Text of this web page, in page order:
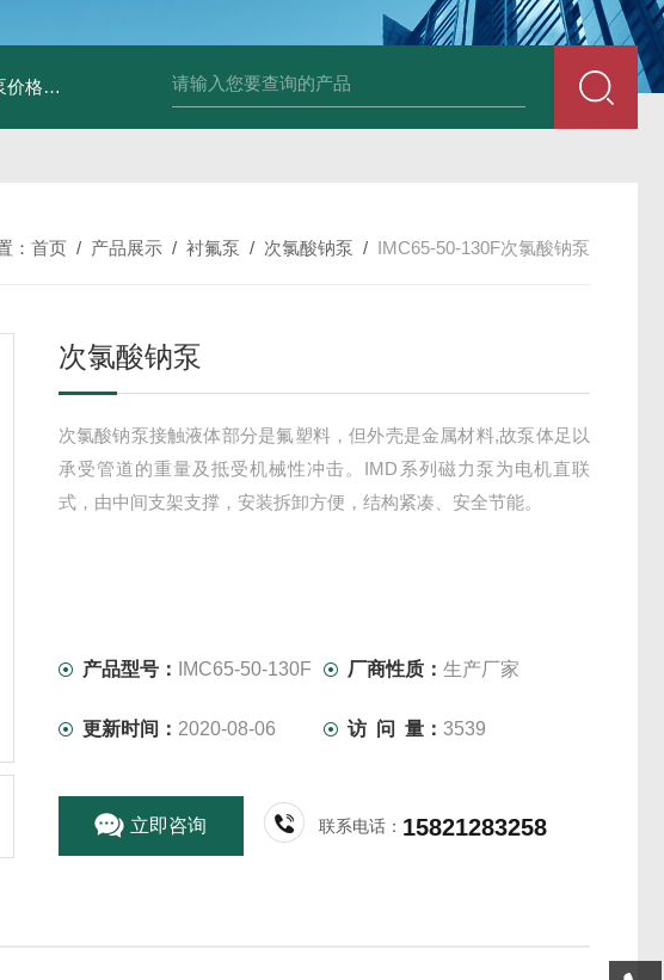
价格 济宁衬氟磁力泵型号 济宁衬氟离心泵厂家 枣庄衬氟泵价格
： 首页 / 产品展示 / 衬氟泵 / 次氯酸钠泵 / IMC65-50-130F次氯酸钠泵
次氯酸钠泵
次氯酸钠泵接触液体部分是氟塑料，但外壳是金属材料,故泵体足以
承受管道的重量及抵受机械性冲击。IMD系列磁力泵为电机直联
式，由中间支架支撑，安装拆卸方便，结构紧凑、安全节能。
产品型号： IMC65-50-130F 厂商性质：生产厂家
更新时间： 2020-08-06 访 问 量：3539
立即咨询 联系电话： 15821283258